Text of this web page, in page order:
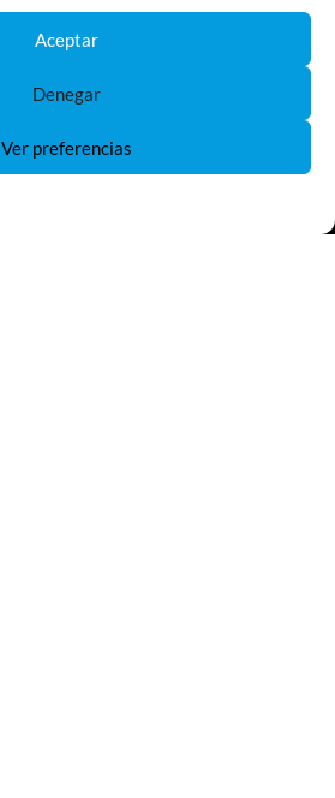
Aceptar
Denegar
Ver preferencias